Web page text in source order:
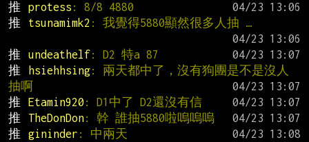
推
protess : 8/8 4880
推
tsunamimk2 : 我覺得5880顯然很多人抽 …
推
undeathelf: D2 特a 87
推
hsiehhsing: 兩天都中了，沒有狗團是不是沒人
抽啊
推
Etamin920 : D1中了 D2還沒有信
推
TheDonDon: 幹 誰抽5880啦嗚嗚嗚
推
gininder : 中兩天